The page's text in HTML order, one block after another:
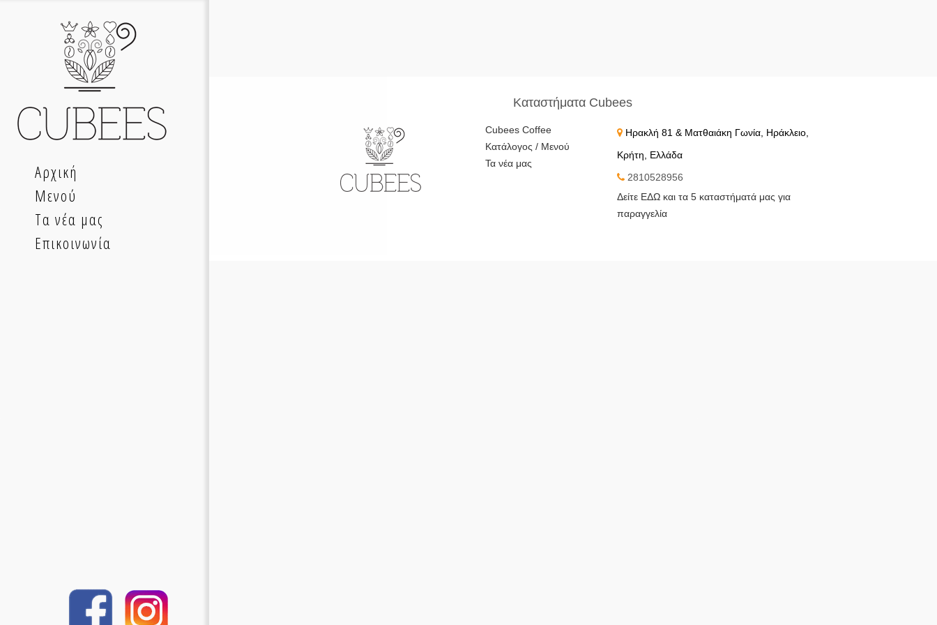
Αρχική
Μενού
Τα νέα μας
Επικοινωνία
Καταστήματα Cubees
Cubees Coffee
Κατάλογος / Μενού
Τα νέα μας
Ηρακλή 81 & Ματθαιάκη Γωνία, Ηράκλειο,
Κρήτη, Ελλάδα
2810528956
Δείτε ΕΔΩ και τα 5 καταστήματά μας για
παραγγελία